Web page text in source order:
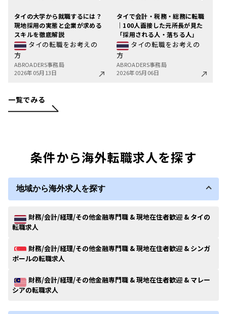
タイの大学から就職するには？
現地採用の実態と企業が求める
スキルを徹底解説
タイの転職をお考えの
方
ABROADERS事務局
2026年05月13日
タイで会計・税務・総務に転職
｜100人面接した元所長が見た
「採用される人・落ちる人」
タイの転職をお考えの
方
ABROADERS事務局
2026年05月06日
一覧でみる
条件から海外転職求人を探す
地域から海外求人を探す
財務/会計/経理/その他金融専門職 & 現地在住者歓迎 & タイの
転職求人
財務/会計/経理/その他金融専門職 & 現地在住者歓迎 & シンガ
ポールの転職求人
財務/会計/経理/その他金融専門職 & 現地在住者歓迎 & マレー
シアの転職求人